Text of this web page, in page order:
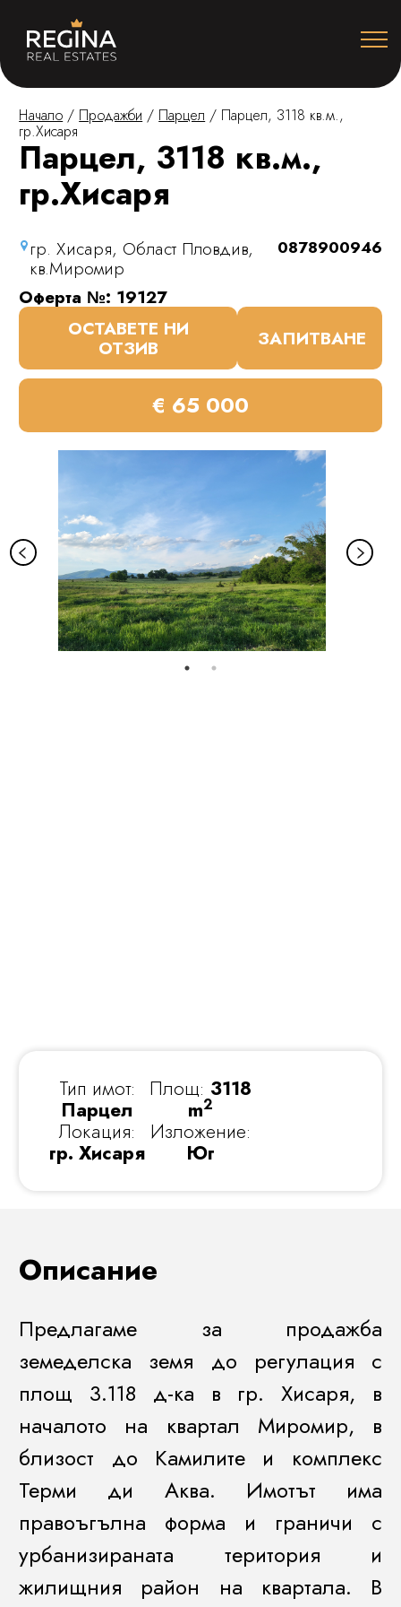
Начало / Продажби / Парцел / Парцел, 3118 кв.м.,
гр.Хисаря
Парцел, 3118 кв.м.,
гр.Хисаря
гр. Хисаря, Област Пловдив,
кв.Миромир
0878900946
Оферта №: 19127
ОСТАВЕТЕ НИ
ОТЗИВ ЗАПИТВАНЕ
€ 65 000
Тип имот:
Парцел
Локация:
гр. Хисаря
Площ: 3118
m2
Изложение:
Юг
Описание
Предлагаме за продажба
земеделска земя до регулация с
площ 3.118 д-ка в гр. Хисаря, в
началото на квартал Миромир, в
близост до Камилите и комплекс
Терми ди Аква. Имотът има
правоъгълна форма и граничи с
урбанизираната територия и
жилищния район на квартала. В